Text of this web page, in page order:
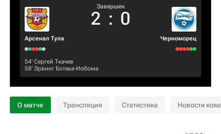
Арсенал Тула
Завершен
2 : 0
Черноморец
54‎’‎ Сергей Ткачев
58‎’‎ Эрвинг Ботака-Иобома
О матче Трансляция Статистика Новости